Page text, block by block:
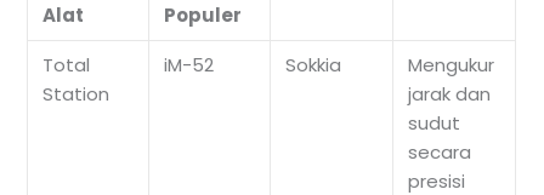
Alat
Populer
Total
Station
iM-52 Sokkia
Mengukur
jarak dan
sudut
secara
presisi